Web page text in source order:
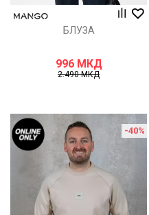
БЛУЗА
996 МКД
2.490МКД
-40%